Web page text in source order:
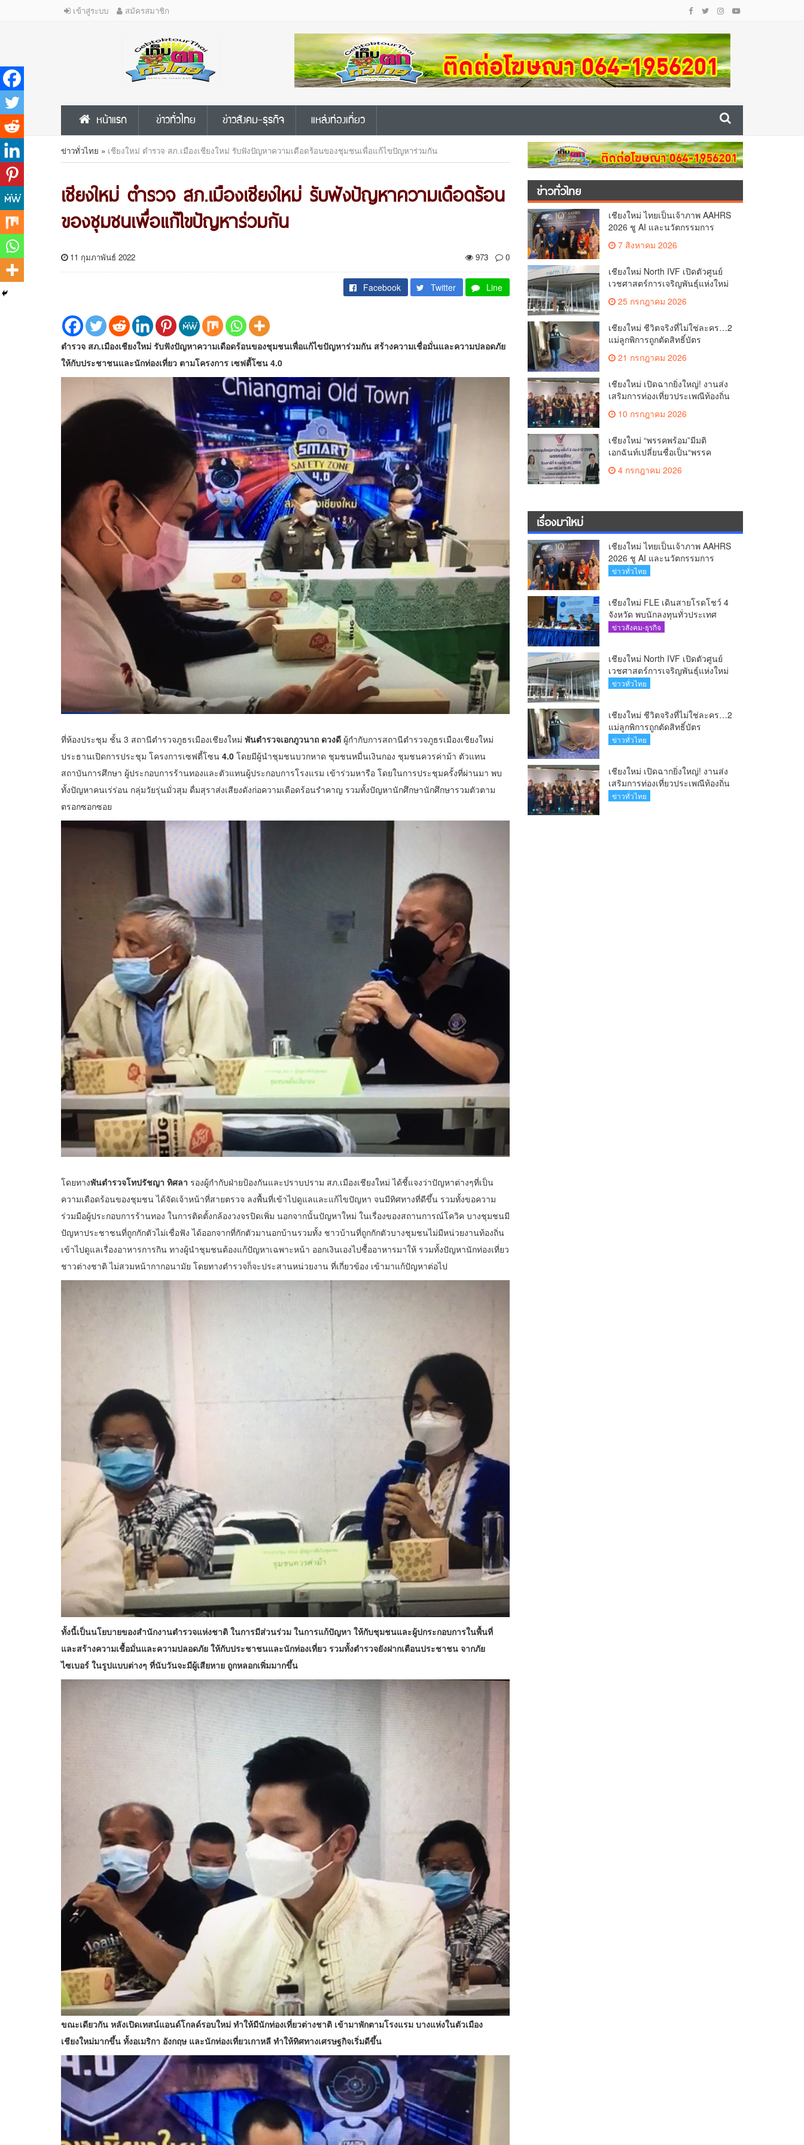
เข้าสู่ระบบ สมัครสมาชิก
หน้าแรก ข่าวทั่วไทย ข่าวสังคม-ธุรกิจ แหล่งท่องเที่ยว
ข่าวทั่วไทย » เชียงใหม่ ตำรวจ สภ.เมืองเชียงใหม่ รับฟังปัญหาความเดือดร้อนของชุมชนเพื่อแก้ไขปัญหาร่วมกัน
เชียงใหม่ ตำรวจ สภ.เมืองเชียงใหม่ รับฟังปัญหาความเดือดร้อน
ของชุมชนเพื่อแก้ไขปัญหาร่วมกัน
11 กุมภาพันธ์ 2022 973 0
Facebook Twitter Line
ตำรวจ สภ.เมืองเชียงใหม่ รับฟังปัญหาความเดือดร้อนของชุมชนเพื่อแก้ไขปัญหาร่วมกัน สร้างความเชื่อมั่นและความปลอดภัย
ให้กับประชาชนและนักท่องเที่ยว ตามโครงการ เซฟตี้โซน 4.0
ที่ห้องประชุม ชั้น 3 สถานีตำรวจภูธรเมืองเชียงใหม่ พันตำรวจเอกภูวนาถ ดวงดี ผู้กำกับการสถานีตำรวจภูธรเมืองเชียงใหม่
ประธานเปิดการประชุม โครงการเซฟตี้โซน 4.0 โดยมีผู้นำชุมชนบวกหาด ชุมชนหมื่นเงินกอง ชุมชนควรค่าม้า ตัวแทน
สถาบันการศึกษา ผู้ประกอบการร้านทองและตัวแทนผู้ประกอบการโรงแรม เข้าร่วมหารือ โดยในการประชุมครั้งที่ผ่านมา พบ
ทั้งปัญหาคนเร่ร่อน กลุ่มวัยรุ่นมั่วสุม ดื่มสุราส่งเสียงดังก่อความเดือดร้อนรำคาญ รวมทั้งปัญหานักศึกษานักศึกษารวมตัวตาม
ตรอกซอกซอย
โดยทางพันตำรวจโทปรัชญา ทิศลา รองผู้กำกับฝ่ายป้องกันและปราบปราม สภ.เมืองเชียงใหม่ ได้ชี้แจงว่าปัญหาต่างๆที่เป็น
ความเดือดร้อนของชุมชน ได้จัดเจ้าหน้าที่สายตรวจ ลงพื้นที่เข้าไปดูแลและแก้ไขปัญหา จนมีทิศทางที่ดีขึ้น รวมทั้งขอความ
ร่วมมือผู้ประกอบการร้านทอง ในการติดตั้งกล้องวงจรปิดเพิ่ม นอกจากนั้นปัญหาใหม่ ในเรื่องของสถานการณ์โควิค บางชุมชนมี
ปัญหาประชาชนที่ถูกกักตัวไม่เชื่อฟัง ได้ออกจากที่กักตัวมานอกบ้านรวมทั้ง ชาวบ้านที่ถูกกักตัวบางชุมชนไม่มีหน่วยงานท้องถิ่น
เข้าไปดูแลเรื่องอาหารการกิน ทางผู้นำชุมชนต้องแก้ปัญหาเฉพาะหน้า ออกเงินเองไปซื้ออาหารมาให้ รวมทั้งปัญหานักท่องเที่ยว
ชาวต่างชาติ ไม่สวมหน้ากากอนามัย โดยทางตำรวจก็จะประสานหน่วยงาน ที่เกี่ยวข้อง เข้ามาแก้ปัญหาต่อไป
ทั้งนี้เป็นนโยบายของสำนักงานตำรวจแห่งชาติ ในการมีส่วนร่วม ในการแก้ปัญหา ให้กับชุมชนและผู้ปกระกอบการในพื้นที่
และสร้างความเชื้อมั่นและความปลอดภัย ให้กับประชาชนและนักท่องเที่ยว รวมทั้งตำรวจยังฝากเตือนประชาชน จากภัย
ไซเบอร์ ในรูปแบบต่างๆ ที่นับวันจะมีผู้เสียหาย ถูกหลอกเพิ่มมากขึ้น
ขณะเดียวกัน หลังเปิดเทสน์แอนด์โกลด์รอบใหม่ ทำให้มีนักท่องเที่ยวต่างชาติ เข้ามาพักตามโรงแรม บางแห่งในตัวเมือง
เชียงใหม่มากขึ้น ทั้งอเมริกา อังกฤษ และนักท่องเที่ยวเกาหลี ทำให้ทิศทางเศรษฐกิจเริ่มดีขึ้น
ข่าวทั่วไทย
เชียงใหม่ ไทยเป็นเจ้าภาพ AAHRS
2026 ชู AI และนวัตกรรมการ
แพทย์ ผลักดัน Medical Hub และ
ศูนย์กลางปลูกผมแห่งเอเชีย(คลิป)
7 สิงหาคม 2026
เชียงใหม่ North IVF เปิดตัวศูนย์
เวชศาสตร์การเจริญพันธุ์แห่งใหม่
ยกระดับเชียงใหม่สู่ ศูนย์กลางการ
รักษาผู้มีบุตรยากของภูมิภาค(คลิป)
25 กรกฎาคม 2026
เชียงใหม่ ชีวิตจริงที่ไม่ใช่ละคร…2
แม่ลูกพิการถูกตัดสิทธิ์บัตร
สวัสดิการฯ วอนรัฐทบทวนเกณฑ์
ช่วยคนจน(คลิป)
21 กรกฎาคม 2026
เชียงใหม่ เปิดฉากยิ่งใหญ่! งานส่ง
เสริมการท่องเที่ยวประเพณีท้องถิ่น
วิถีชาติพันธุ์ล้านนา(คลิป)
10 กรกฎาคม 2026
เชียงใหม่ “พรรคพร้อม”มีมติ
เอกฉันท์เปลี่ยนชื่อเป็น“พรรค
ศรัทธา”ดึง“มาร์ค พิตบูล”นำทัพ
กรรมการบริหารชุดใหม่(คลิป)
4 กรกฎาคม 2026
เรื่องมาใหม่
เชียงใหม่ ไทยเป็นเจ้าภาพ AAHRS
2026 ชู AI และนวัตกรรมการ
แพทย์ ผลักดัน Medical Hub และ
ข่าวทั่วไทย
เชียงใหม่ FLE เดินสายโรดโชว์ 4
จังหวัด พบนักลงทุนทั่วประเทศ
ตอกย้ำศักยภาพผู้นำธุรกิจระบบน้ำ
ข่าวสังคม-ธุรกิจ
เชียงใหม่ North IVF เปิดตัวศูนย์
เวชศาสตร์การเจริญพันธุ์แห่งใหม่
ยกระดับเชียงใหม่สู่ ศูนย์กลางการ
ข่าวทั่วไทย
เชียงใหม่ ชีวิตจริงที่ไม่ใช่ละคร…2
แม่ลูกพิการถูกตัดสิทธิ์บัตร
สวัสดิการฯ วอนรัฐทบทวนเกณฑ์
ข่าวทั่วไทย
เชียงใหม่ เปิดฉากยิ่งใหญ่! งานส่ง
เสริมการท่องเที่ยวประเพณีท้องถิ่น
วิถีชาติพันธุ์ล้านนา(คลิป)
ข่าวทั่วไทย